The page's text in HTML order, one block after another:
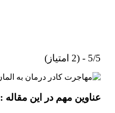
5/5 - (2 امتیاز)
عناوین مهم در این مقاله :